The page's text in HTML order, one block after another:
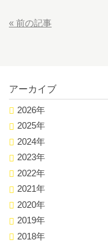
« 前の記事
アーカイブ
2026年
2025年
2024年
2023年
2022年
2021年
2020年
2019年
2018年